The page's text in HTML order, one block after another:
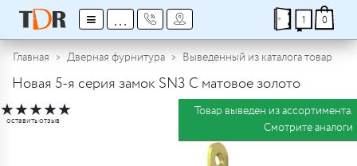
≡ ... 1 0
Главная Дверная фурнитура Выведенный из каталога товар
Новая 5-я серия замок SN3 C матовое золото
★★★★★
оставить отзыв
Товар выведен из ассортимента.
Смотрите аналоги